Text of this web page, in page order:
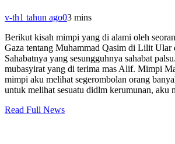
v-th1 tahun ago03 mins
Berikut kisah mimpi yang di alami oleh
Gaza tentang Muhammad Qasim di Lilit Ular
Sahabatnya yang sesungguhnya sahabat
mubasyirat yang di terima mas Alif. Mimpi
mimpi aku melihat segerombolan orang
untuk melihat sesuatu didlm kerumunan,
Read Full News